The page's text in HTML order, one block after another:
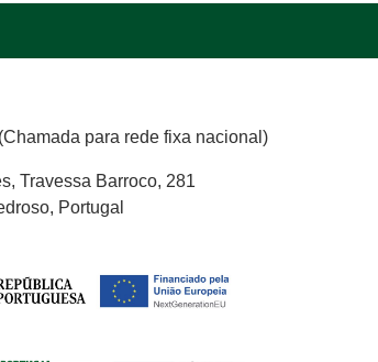
para rede fixa nacional)
Travessa Barroco, 281
Portugal